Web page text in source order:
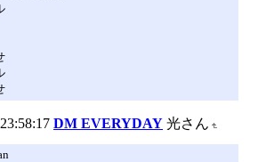
DM EVERYDAY 光さん